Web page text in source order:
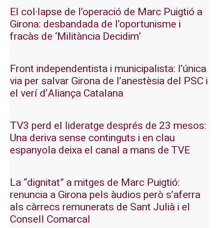
El col·lapse de l’operació de Marc Puigtió a
Girona: desbandada de l’oportunisme i
fracàs de ‘Militància Decidim’
Front independentista i municipalista: l’única
via per salvar Girona de l’anestèsia del PSC i
el verí d’Aliança Catalana
TV3 perd el lideratge després de 23 mesos:
Una deriva sense continguts i en clau
espanyola deixa el canal a mans de TVE
La “dignitat” a mitges de Marc Puigtió:
renuncia a Girona pels àudios però s’aferra
als càrrecs remunerats de Sant Julià i el
Consell Comarcal